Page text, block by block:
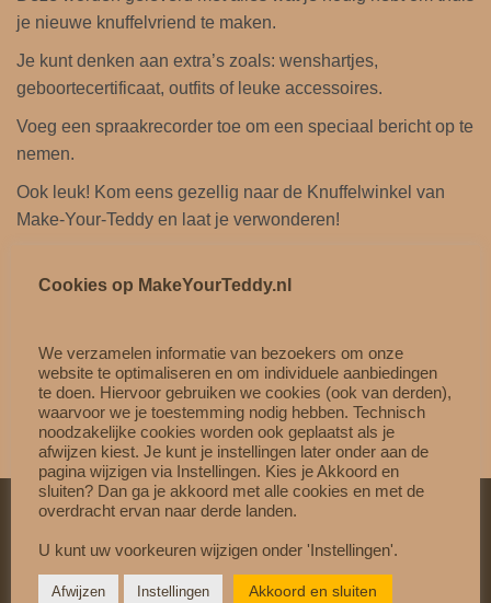
je nieuwe knuffelvriend te maken.
Je kunt denken aan extra’s zoals: wenshartjes,
geboortecertificaat, outfits of leuke accessoires.
Voeg een spraakrecorder toe om een ​​speciaal bericht op te
nemen.
Ook leuk! Kom eens gezellig naar de Knuffelwinkel van
Make-Your-Teddy en laat je verwonderen!
‘NIET GESCHIKT VOOR KINDEREN BENEDEN DE 3
VEILIG & VERTROUWD
Betaal veilig metMollie
Cookies op MakeYourTeddy.nl
We verzamelen informatie van bezoekers om onze
website te optimaliseren en om individuele aanbiedingen
te doen. Hiervoor gebruiken we cookies (ook van derden),
waarvoor we je toestemming nodig hebben. Technisch
noodzakelijke cookies worden ook geplaatst als je
afwijzen kiest. Je kunt je instellingen later onder aan de
pagina wijzigen via Instellingen. Kies je Akkoord en
sluiten? Dan ga je akkoord met alle cookies en met de
overdracht ervan naar derde landen.
U kunt uw voorkeuren wijzigen onder 'Instellingen'.
Afwijzen Instellingen Akkoord en sluiten